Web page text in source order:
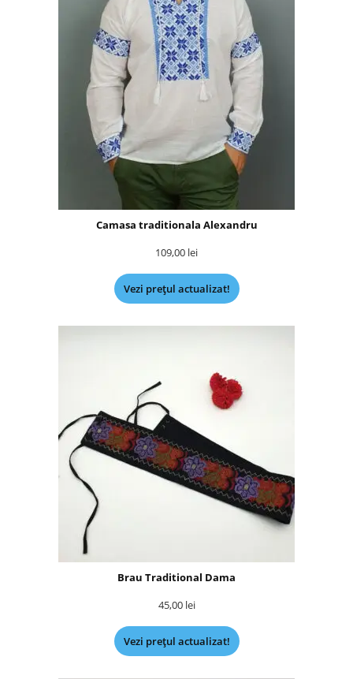
Camasa traditionala Alexandru
109,00 lei
Vezi prețul actualizat!
Brau Traditional Dama
45,00 lei
Vezi prețul actualizat!